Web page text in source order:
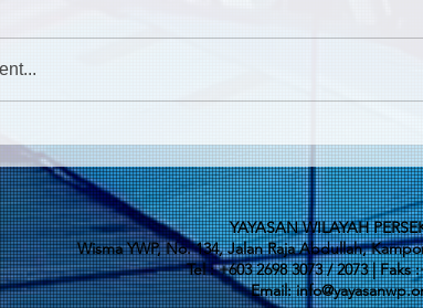
YAYASAN WILAYAH
Wisma YWP, No. 134, Jalan Raja Abdullah,
Tel : +603 2698 3073 / 2073 | Faks
Email: